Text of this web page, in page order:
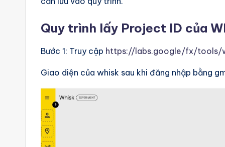
Quy trình lấy Project ID của
Bước 1: Truy cập https://labs.google/fx/tools/
Giao diện của whisk sau khi đăng nhập bằng